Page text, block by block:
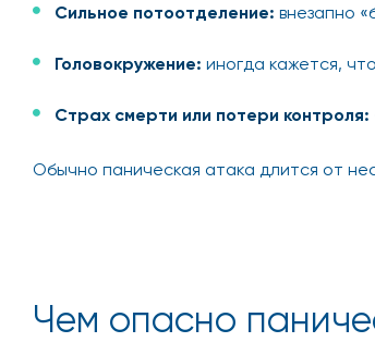
Сильное потоотделение: внезапно
Головокружение: иногда кажется,
Страх смерти или потери контроля:
Обычно паническая атака длится от
Чем опасно